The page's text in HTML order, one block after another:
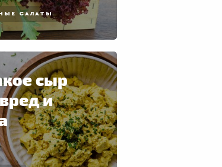
САЛАТЫ
сыр
и